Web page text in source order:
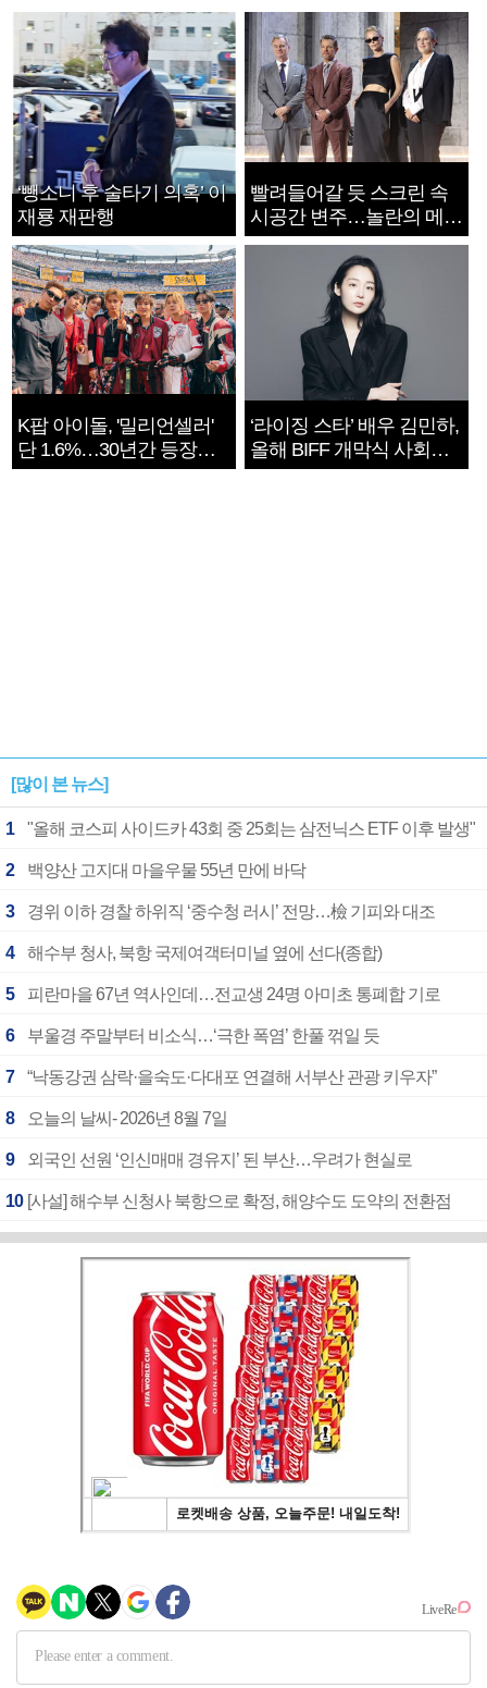
‘뺑소니 후 술타기 의혹’ 이
재룡 재판행
빨려들어갈 듯 스크린 속
시공간 변주…놀란의 메시
지는 ‘전쟁 속죄’
K팝 아이돌, '밀리언셀러'
단 1.6%…30년간 등장
1182개팀 전수조사
‘라이징 스타’ 배우 김민하,
올해 BIFF 개막식 사회자
확정
[많이 본 뉴스]
1 "올해 코스피 사이드카 43회 중 25회는 삼전닉스 ETF 이후 발생"
2 백양산 고지대 마을우물 55년 만에 바닥
3 경위 이하 경찰 하위직 ‘중수청 러시’ 전망…檢 기피와 대조
4 해수부 청사, 북항 국제여객터미널 옆에 선다(종합)
5 피란마을 67년 역사인데…전교생 24명 아미초 통폐합 기로
6 부울경 주말부터 비소식…‘극한 폭염’ 한풀 꺾일 듯
7 “낙동강권 삼락·을숙도·다대포 연결해 서부산 관광 키우자”
8 오늘의 날씨- 2026년 8월 7일
9 외국인 선원 ‘인신매매 경유지’ 된 부산…우려가 현실로
10 [사설] 해수부 신청사 북항으로 확정, 해양수도 도약의 전환점